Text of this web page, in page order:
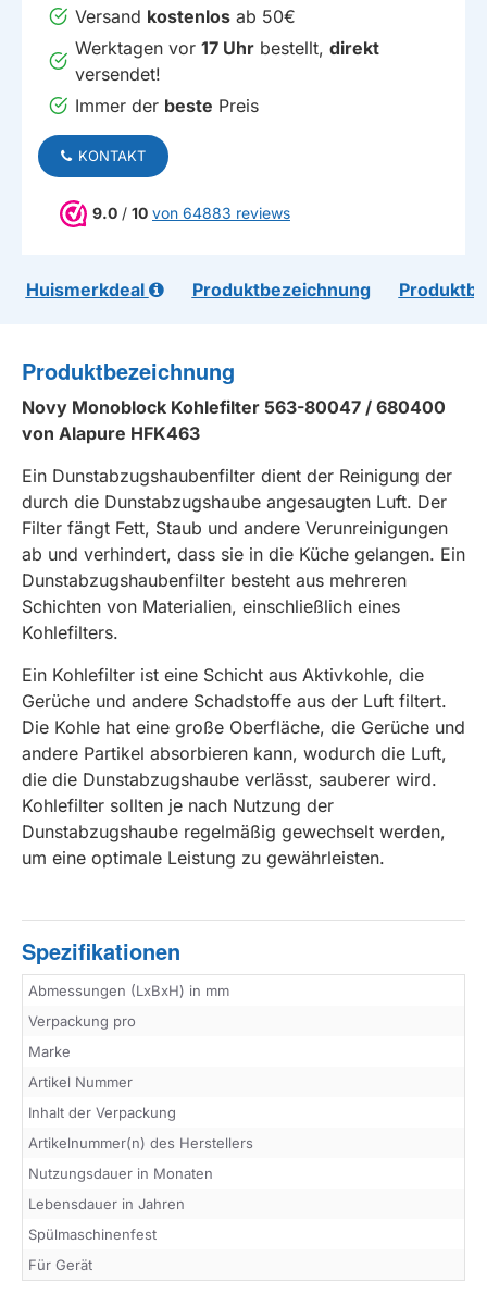
Versand kostenlos ab 50€
Werktagen vor 17 Uhr bestellt, direkt
versendet!
Immer der beste Preis
KONTAKT
9.0 / 10 von 64883 reviews
Huismerkdeal Produktbezeichnung
Produktbezeichnung
Novy Monoblock Kohlefilter 563-80047 / 680400
von Alapure HFK463
Ein Dunstabzugshaubenfilter dient der Reinigung der
durch die Dunstabzugshaube angesaugten Luft. Der
Filter fängt Fett, Staub und andere Verunreinigungen
ab und verhindert, dass sie in die Küche gelangen. Ein
Dunstabzugshaubenfilter besteht aus mehreren
Schichten von Materialien, einschließlich eines
Kohlefilters.
Ein Kohlefilter ist eine Schicht aus Aktivkohle, die
Gerüche und andere Schadstoffe aus der Luft filtert.
Die Kohle hat eine große Oberfläche, die Gerüche und
andere Partikel absorbieren kann, wodurch die Luft,
die die Dunstabzugshaube verlässt, sauberer wird.
Kohlefilter sollten je nach Nutzung der
Dunstabzugshaube regelmäßig gewechselt werden,
um eine optimale Leistung zu gewährleisten.
Spezifikationen
Abmessungen (LxBxH) in mm
Verpackung pro
Marke
Artikel Nummer
Inhalt der Verpackung
Artikelnummer(n) des Herstellers
Nutzungsdauer in Monaten
Lebensdauer in Jahren
Spülmaschinenfest
Für Gerät